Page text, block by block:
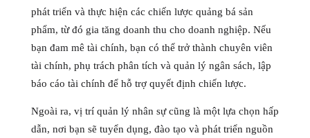
phát triển và thực hiện các chiến lược quảng bá sản
phẩm, từ đó gia tăng doanh thu cho doanh nghiệp. Nếu
bạn đam mê tài chính, bạn có thể trở thành chuyên viên
tài chính, phụ trách phân tích và quản lý ngân sách, lập
báo cáo tài chính để hỗ trợ quyết định chiến lược.
Ngoài ra, vị trí quản lý nhân sự cũng là một lựa chọn hấp
dẫn, nơi bạn sẽ tuyển dụng, đào tạo và phát triển nguồn